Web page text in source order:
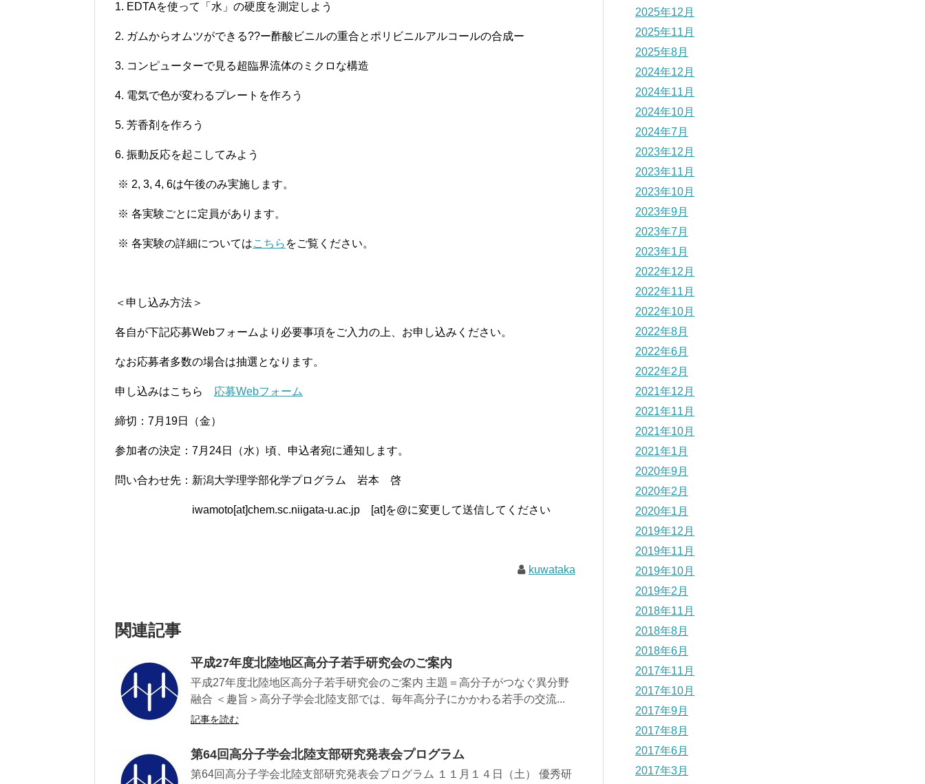
1. EDTAを使って「水」の硬度を測定しよう
2. ガムからオムツができる??ー酢酸ビニルの重合とポリビニルアルコールの合成ー
3. コンピューターで見る超臨界流体のミクロな構造
4. 電気で色が変わるプレートを作ろう
5. 芳香剤を作ろう
6. 振動反応を起こしてみよう
※ 2, 3, 4, 6は午後のみ実施します。
※ 各実験ごとに定員があります。
※ 各実験の詳細についてはこちら をご覧ください。
＜申し込み方法＞
各自が下記応募Webフォームより必要事項をご入力の上、お申し込みください。
なお応募者多数の場合は抽選となります。
申し込みはこちら 応募Webフォーム
締切： 7月 19日（金）
参加者の決定： 7月 24日（水）頃、申込者宛に通知します。
問い合わせ先：新潟大学理学部化学プログラム 岩本 啓
iwamoto[at]chem.sc.niigata-u.ac.jp [at] を@に変更して送信してください
kuwataka
関連記事
平成27年度北陸地区高分子若手研究会のご案内
平成27年度北陸地区高分子若手研究会のご案内 主題＝高分子がつなぐ異分野
融合 ＜趣旨＞高分子学会北陸支部では、毎年高分子にかかわる若手の交流...
記事を読む
第64回高分子学会北陸支部研究発表会プログラム
第64回高分子学会北陸支部研究発表会プログラム １１月１４日（土） 優秀研
2025年12月
2025年11月
2025年8月
2024年12月
2024年11月
2024年10月
2024年7月
2023年12月
2023年11月
2023年10月
2023年9月
2023年7月
2023年1月
2022年12月
2022年11月
2022年10月
2022年8月
2022年6月
2022年2月
2021年12月
2021年11月
2021年10月
2021年1月
2020年9月
2020年2月
2020年1月
2019年12月
2019年11月
2019年10月
2019年2月
2018年11月
2018年8月
2018年6月
2017年11月
2017年10月
2017年9月
2017年8月
2017年6月
2017年3月